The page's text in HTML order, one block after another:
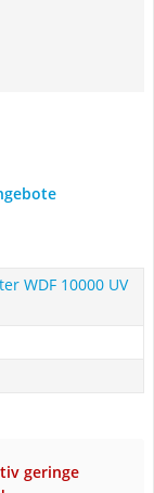
WDF 10000 UV
geringe